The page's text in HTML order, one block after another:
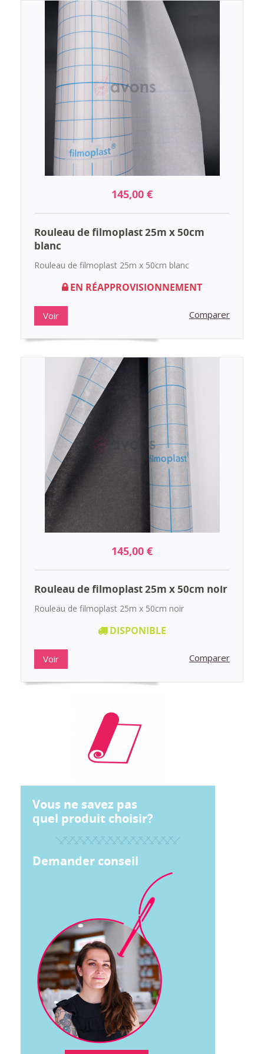
145,00 €
Rouleau de filmoplast 25m x 50cm
blanc
Rouleau de filmoplast 25m x 50cm blanc
EN RÉAPPROVISIONNEMENT
Voir Comparer
145,00 €
Rouleau de filmoplast 25m x 50cm noir
Rouleau de filmoplast 25m x 50cm noir
DISPONIBLE
Voir Comparer
Vous ne savez pas
quel produit choisir?
Demander conseil